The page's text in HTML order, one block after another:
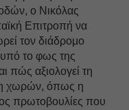
ο Νικόλας
Επιτροπή να
τον διάδρομο
υπό το φως της
πώς αξιολογεί τη
χωρών, όπως η
πρωτοβουλίες που